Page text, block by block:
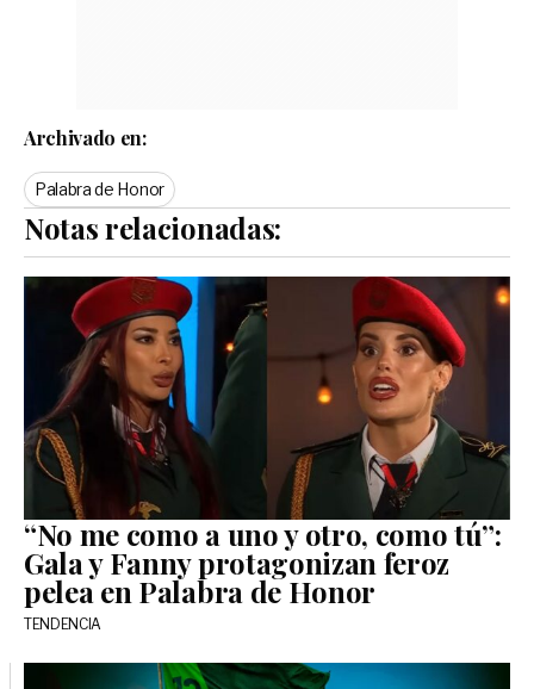
Archivado en:
Palabra de Honor
Notas relacionadas:
“No me como a uno y otro, como tú”:
Gala y Fanny protagonizan feroz
pelea en Palabra de Honor
TENDENCIA